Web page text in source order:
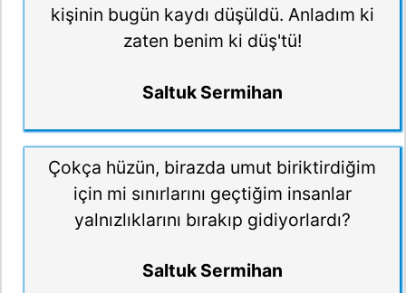
kişinin bugün kaydı düşüldü. Anladım ki
zaten benim ki düş'tü!
Saltuk Sermihan
Çokça hüzün, birazda umut biriktirdiğim
için mi sınırlarını geçtiğim insanlar
yalnızlıklarını bırakıp gidiyorlardı?
Saltuk Sermihan